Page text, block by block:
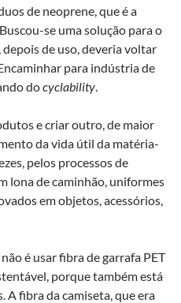
de neoprene, que é a
se uma solução para o
de uso, deveria voltar
para indústria de
docyclability.
e criar outro, de maior
da vida útil da matéria-
pelos processos de
lona de caminhão, uniformes
em objetos, acessórios,
é usar fibra de garrafa PET
porque também está
A fibra da camiseta, que era